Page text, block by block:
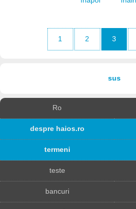
1 2 3
sus
Ro
despre haios.ro
termeni
teste
bancuri